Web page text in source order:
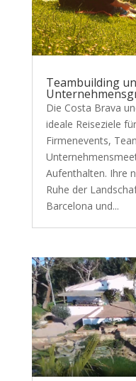
Teambuilding
Die Costa Brava
ideale Reiseziele
Firmenevents,
Aufenthalten. Ihre
Ruhe der
Barcelona und...